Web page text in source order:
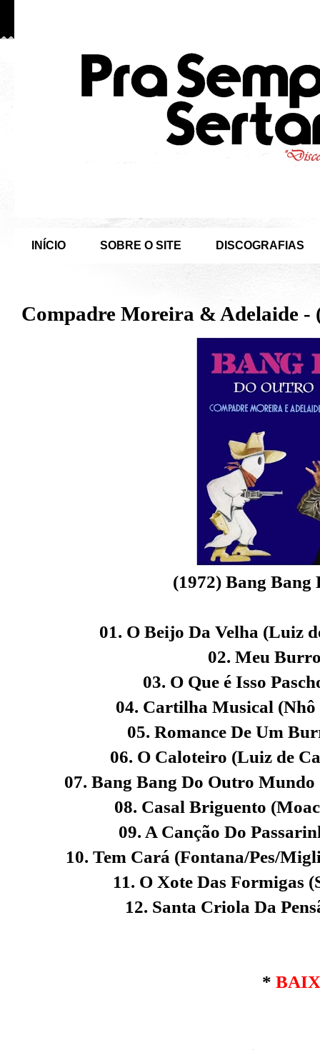
INÍCIO SOBRE O SITE DISCOGRAFIAS
Compadre Moreira & Adelaide -
(1972) Bang
01. O Beijo Da Velha (Luiz
02. Meu
03. O Que é Isso
04. Cartilha Musical
05. Romance De Um
06. O Caloteiro (Luiz de
07. Bang Bang Do Outro
08. Casal Briguento
09. A Canção Do
10. Tem Cará (Fontana/Pes/
11. O Xote Das Formigas
12. Santa Criola Da
*